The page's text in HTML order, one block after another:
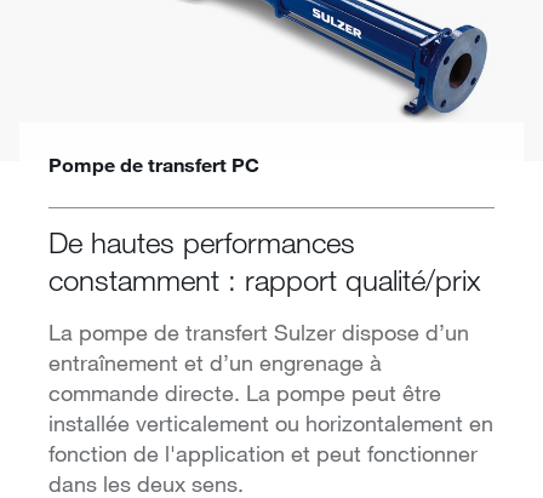
Pompe de transfert PC
De hautes performances
constamment : rapport qualité/prix
La pompe de transfert Sulzer dispose d’un
entraînement et d’un engrenage à
commande directe. La pompe peut être
installée verticalement ou horizontalement en
fonction de l'application et peut fonctionner
dans les deux sens.